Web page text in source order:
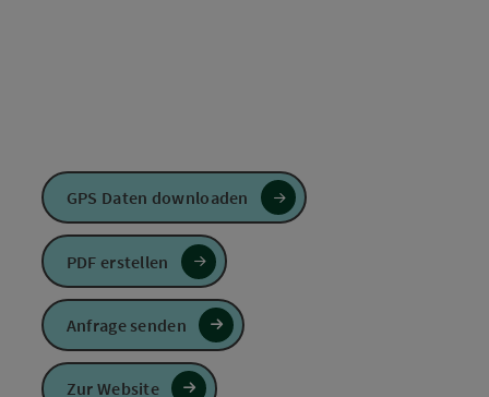
GPS Daten downloaden
PDF erstellen
Anfrage senden
Zur Website